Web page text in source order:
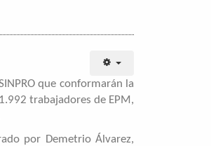
que conformarán la
trabajadores de EPM,
por Demetrio Álvarez,